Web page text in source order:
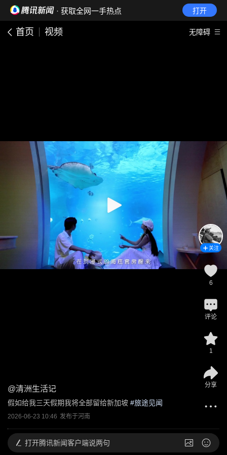
· 获取全网一手热点 打开
首页 视频 无障碍
@清洲生活记
假如给我三天假期我将全部留给新加坡 #旅途见闻
2026-06-23 10:46 发布于河南
关注
6
评论
1
分享
打开腾讯新闻客户端说两句